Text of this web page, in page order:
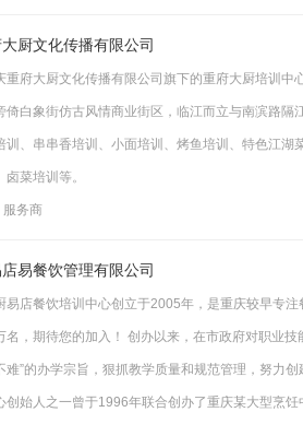
厨文化传播有限公司
重府大厨文化传播有限公司旗下的重府大厨培训
倚白象街仿古风情商业街区，临江而立与南滨路
训、串串香培训、小面培训、烤鱼培训、特色江
菜培训等。
务商
易餐饮管理有限公司
易店餐饮培训中心创立于2005年，是重庆较早专
名，期待您的加入！ 创办以来，在市政府对职业
难”的办学宗旨，狠抓教学质量和规范管理，努力
创始人之一曾于1996年联合创办了重庆某大型烹